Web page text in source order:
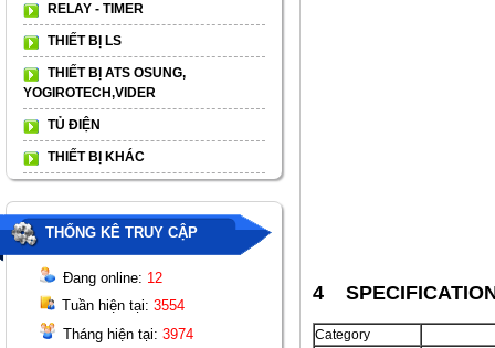
RELAY - TIMER
THIẾT BỊ LS
THIẾT BỊ ATS OSUNG,
YOGIROTECH,VIDER
TỦ ĐIỆN
THIẾT BỊ KHÁC
THỐNG KÊ TRUY CẬP
Đang online: 12
Tuần hiện tại: 3554
Tháng hiện tại: 3974
4
Category